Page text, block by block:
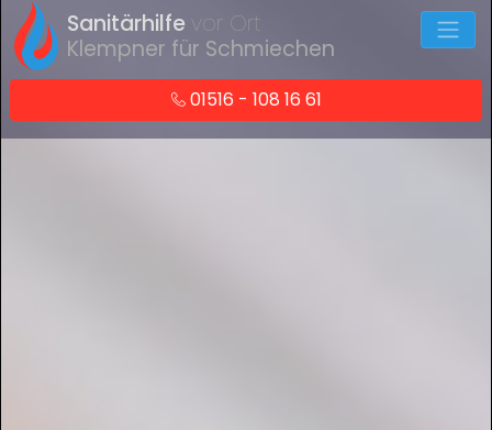
Sanitärhilfe vor Ort
Klempner für Schmiechen
01516 - 108 16 61